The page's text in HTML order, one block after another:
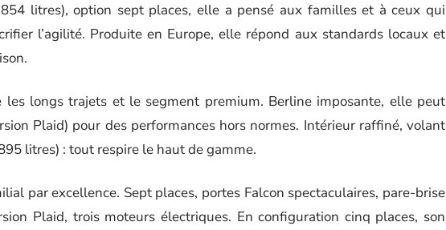
litres), option sept places, elle a pensé aux familles et à ceux qui
l’agilité. Produite en Europe, elle répond aux standards locaux et
les longs trajets et le segment premium. Berline imposante, elle peut
Plaid) pour des performances hors normes. Intérieur raffiné, volant
litres) : tout respire le haut de gamme.
par excellence. Sept places, portes Falcon spectaculaires, pare-brise
Plaid, trois moteurs électriques. En configuration cinq places, son